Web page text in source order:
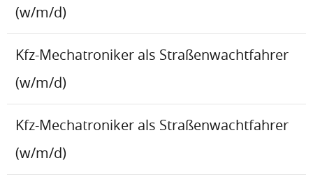
(w/m/d)
Kfz-Mechatroniker als Straßenwachtfahrer
(w/m/d)
Kfz-Mechatroniker als Straßenwachtfahrer
(w/m/d)